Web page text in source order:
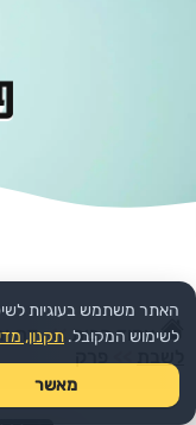
עמוד הבית >> דת
האתר משתמש בעוגיות
לשימוש המקובל. תקנון,
מאשר